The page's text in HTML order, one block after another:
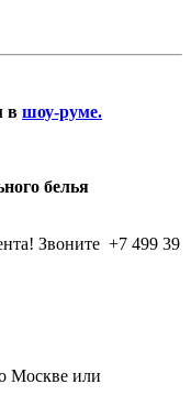
в шоу-руме.
белья
Звоните +7 499 39
Москве или